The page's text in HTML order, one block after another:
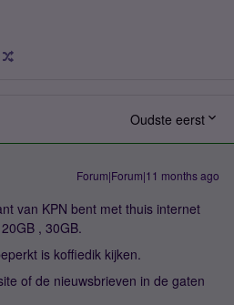
Oudste eerst
Forum|Forum|11 months ago
van KPN bent met thuis internet
, 30GB.
is koffiedik kijken.
of de nieuwsbrieven in de gaten